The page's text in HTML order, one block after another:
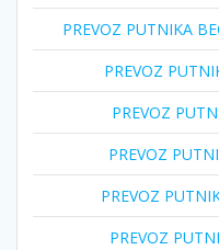
PREVOZ PUTNIKA
PREVOZ
PREVOZ
PREVOZ
PREVOZ
PREVOZ